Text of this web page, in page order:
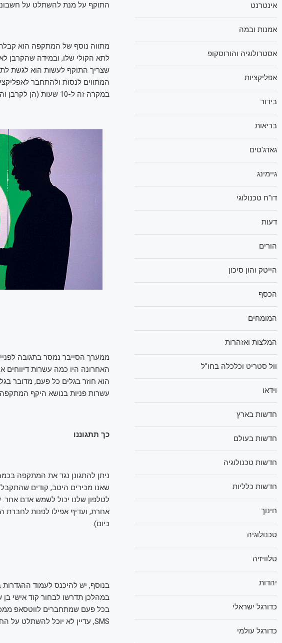
התוקף על מנת להשתלט על
מתווה נוסף של המתקפה הוא
שצריך התוקף לעשות הוא לגשת
המתווים לנסות ולהתחבר
במקרה זה ל-10 שעות (הן לקרבן והן לתוקף), ורק לאחר מכן ניתן יהיה לגשת שוב לחשבון.
ממערך הסייבר נמסר בתגובה
האחרונה היו כמה עשרות דיווחים
הוא חוזר בגלים כל פעם, מדובר
עשרות פניות בנושא היקף המתקפה
כך תתגוננו
ניתן להתגונן נגד את המתקפה
לטלפון שלנו יכול לשמש אדם
אחרת, ועדיף אפילו לפנות
כיום).
בנוסף, יש להיכנס לעמוד
בכל פעם שמתחברים לווטסאפ
SMS, עדיין לא יוכל להשתלט על החשבון.
אינטרנט
אמנות ובמה
אסטרולוגיה והורוסקופ
אפליקציות
בידור
בריאות
גאדג'טים
גיימינג
דו"ח טכנולוגי
דעות
הורים
הייטק והון סיכון
הכסף
המומחים
המלצות ואזהרות
וול סטריט וכלכלה בחו"ל
וידאו
חדשות בארץ
חדשות בעולם
חדשות טכנולוגיה
חדשות כלליות
חינוך
טכנולוגיה
טלוויזיה
יהדות
כדורגל ישראלי
כדורגל עולמי